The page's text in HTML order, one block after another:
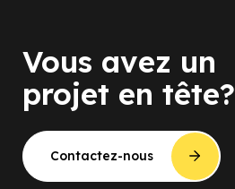
Vous avez un
projet en tête?
Contactez-nous